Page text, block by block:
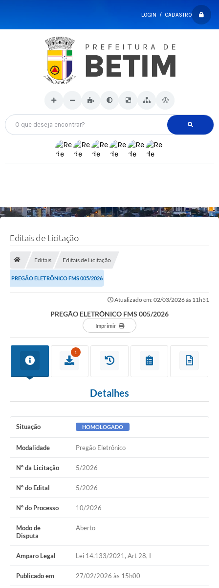
LOGIN / CADASTRO
O que deseja encontrar?
Editais de Licitação
Editais Editais de Licitação
PREGÃO ELETRÔNICO FMS 005/2026
Atualizado em: 02/03/2026 às 11h51
PREGÃO ELETRÔNICO FMS 005/2026
Imprimir
1
Detalhes
Situação HOMOLOGADO
Modalidade Pregão Eletrônico
Nº da Licitação 5/2026
Nº do Edital 5/2026
Nº do Processo 10/2026
Modo de
Disputa
Aberto
Amparo Legal Lei 14.133/2021, Art 28, I
Publicado em 27/02/2026 às 15h00